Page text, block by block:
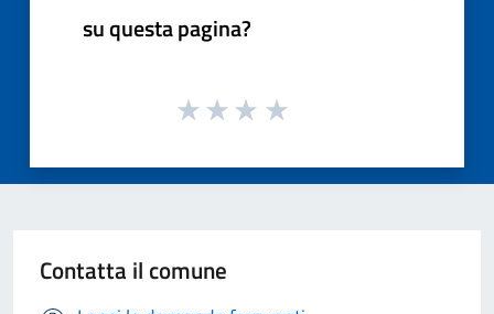
su questa pagina?
Contatta il comune